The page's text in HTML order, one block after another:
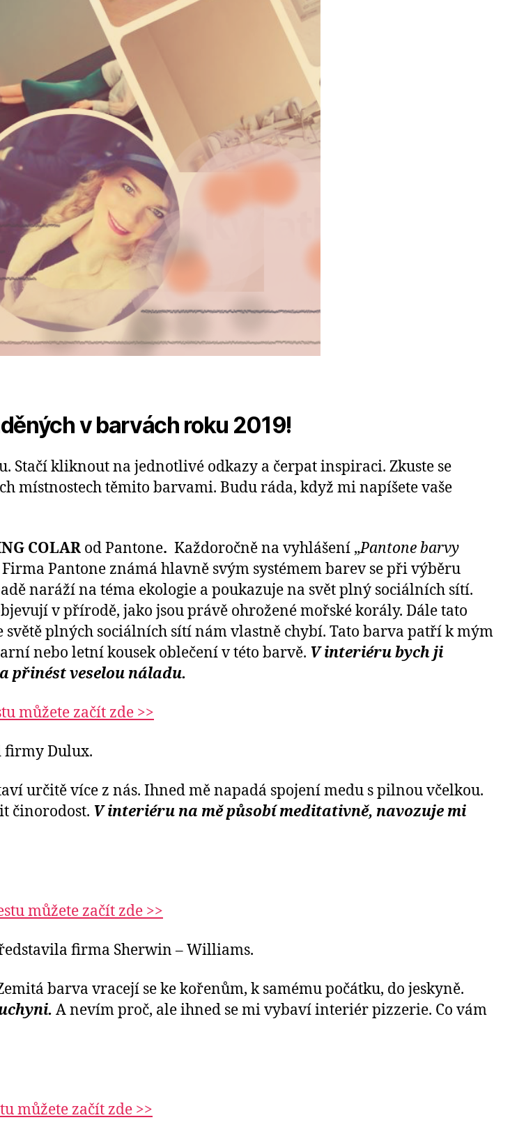
v barvách roku 2019!
Stačí kliknout na jednotlivé odkazy a čerpat inspiraci. Zkuste se
místnostech těmito barvami. Budu ráda, když mi napíšete vaše
COLAR od Pantone. Každoročně na vyhlášení „Pantone barvy
Pantone známá hlavně svým systémem barev se při výběru
naráží na téma ekologie a poukazuje na svět plný sociálních sítí.
v přírodě, jako jsou právě ohrožené mořské korály. Dále tato
plných sociálních sítí nám vlastně chybí. Tato barva patří k mým
nebo letní kousek oblečení v této barvě. V interiéru bych ji
přinést veselou náladu.
můžete začít zde >>
firmy Dulux.
určitě více z nás. Ihned mě napadá spojení medu s pilnou včelkou.
činorodost. V interiéru na mě působí meditativně, navozuje mi
můžete začít zde >>
firma Sherwin – Williams.
barva vracejí se ke kořenům, k samému počátku, do jeskyně.
A nevím proč, ale ihned se mi vybaví interiér pizzerie. Co vám
můžete začít zde >>